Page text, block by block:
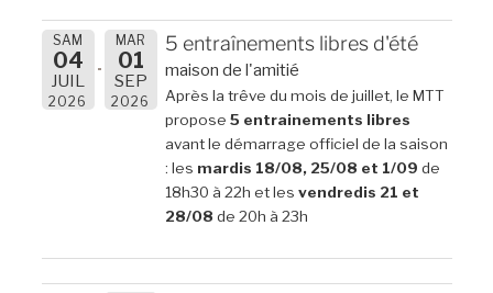
SAM
04
JUIL
2026
MAR
01
SEP
2026
5 entraînements libres d'été
maison de l'amitié
Après la trêve du mois de juillet, le MTT
propose 5 entrainements libres
avant le démarrage officiel de la saison
: les mardis 18/08, 25/08 et 1/09 de
18h30 à 22h et les vendredis 21 et
28/08 de 20h à 23h